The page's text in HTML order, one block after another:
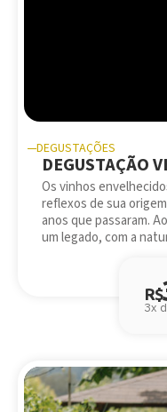
DEGUSTAÇÕES
DEGUSTAÇÃO
Os vinhos
reflexos de sua
anos que passaram.
um legado, com a
R$
3x